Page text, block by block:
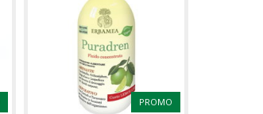
PROMO